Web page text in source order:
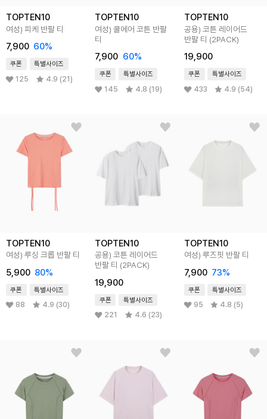
TOPTEN10
여성) 피케 반팔 티
7,900 60%
쿠폰 특별사이즈
125 4.9 (21)
TOPTEN10
여성) 쿨에어 코튼 반팔
티
7,900 60%
쿠폰 특별사이즈
145 4.8 (19)
TOPTEN10
공용) 코튼 레이어드
반팔 티 (2PACK)
19,900
쿠폰 특별사이즈
433 4.9 (54)
TOPTEN10
여성) 루싱 크롭 반팔 티
5,900 80%
쿠폰 특별사이즈
88 4.9 (30)
TOPTEN10
공용) 코튼 레이어드
반팔 티 (2PACK)
19,900
쿠폰 특별사이즈
221 4.6 (23)
TOPTEN10
여성) 루즈핏 반팔 티
7,900 73%
쿠폰 특별사이즈
95 4.8 (5)